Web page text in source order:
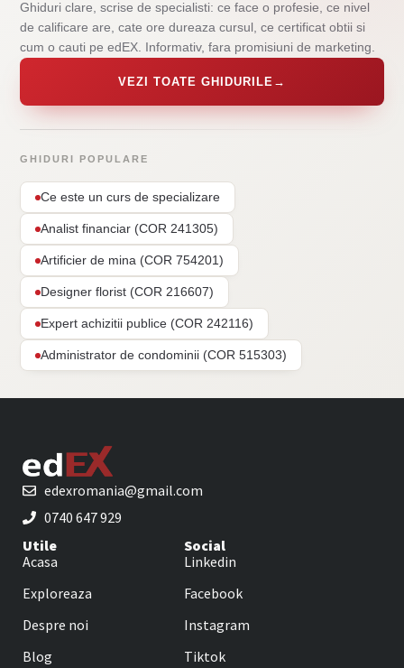
Ghiduri clare, scrise de specialisti: ce face o profesie, ce nivel
de calificare are, cate ore dureaza cursul, ce certificat obtii si
cum o cauti pe edEX. Informativ, fara promisiuni de marketing.
VEZI TOATE GHIDURILE →
GHIDURI POPULARE
Ce este un curs de specializare
Analist financiar (COR 241305)
Artificier de mina (COR 754201)
Designer florist (COR 216607)
Expert achizitii publice (COR 242116)
Administrator de condominii (COR 515303)
edexromania@gmail.com
0740 647 929
Utile
Acasa
Exploreaza
Despre noi
Blog
Social
Linkedin
Facebook
Instagram
Tiktok